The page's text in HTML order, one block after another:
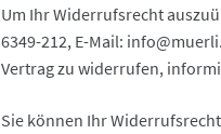
Um Ihr Widerrufsrecht
6349-212, E-Mail:
Vertrag zu widerrufen,
Sie können Ihr